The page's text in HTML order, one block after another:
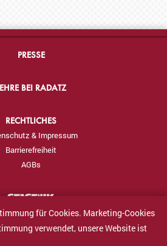
PRESSE
BEI RADATZ
RECHTLICHES
& Impressum
Barrierefreiheit
AGBs
für Cookies. Marketing-Cookies
verwendet, unsere Website ist